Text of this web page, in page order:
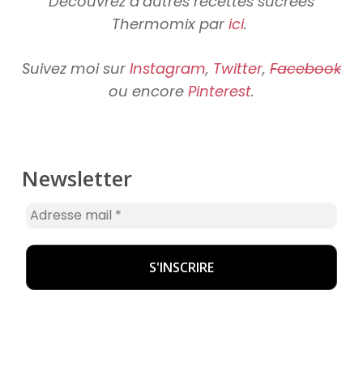
Thermomix par ici.
Suivez moi sur Instagram, Twitter, Facebook
ou encore Pinterest.
Newsletter